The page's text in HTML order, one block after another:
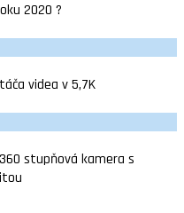
2020 ?
videa v 5,7K
stupňová kamera s